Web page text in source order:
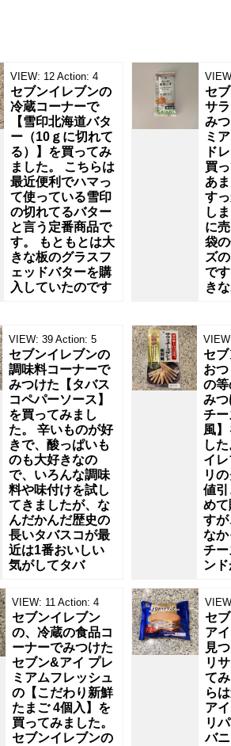
VIEW: 12 Action: 4
セブンイレブンの
冷蔵コーナーで
【雪印北海道バタ
ー（10ｇに切れて
る）】を買ってみ
ました。 こちらは
最近便利でハマっ
て使っている雪印
の切れてるバター
と言う定番商品で
す。 もともとは大
きな板のグラスフ
ェッドバターを購
入していたのです
セ
サ
み
ミ
ド
買
あ
す
し
に
袋
ズ
で
き
VIEW: 39 Action: 5
セブンイレブンの
調味料コーナーで
みつけた【タバス
コペパーソース】
を買ってみまし
た。 辛いものが好
きで、酸っぱいも
のも大好きなの
で、いろんな調味
料や味付けを試し
てきましたが、な
んだかんだ歴史の
長いタバスコが最
近は1番おいしい
気がしてタバ
セ
お
の
みつ
チ
風
し
イ
リ
値引
め
す
なか
チ
ン
VIEW: 11 Action: 4
セブンイレブン
の、冷蔵の食品コ
ーナーでみつけた
セブン&アイ プレ
ミアムフレッシュ
の【こだわり新鮮
たまご 4個入】を
買ってみました。
セブンイレブンの
セ
ア
見
リ
て
ら
ア
リ
バ